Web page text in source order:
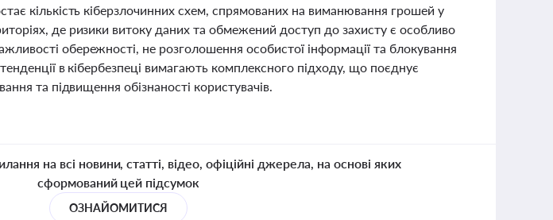
кількість кіберзлочинних схем, спрямованих на виманювання грошей у
де ризики витоку даних та обмежений доступ до захисту є особливо
обережності, не розголошення особистої інформації та блокування
в кібербезпеці вимагають комплексного підходу, що поєднує
та підвищення обізнаності користувачів.
на всі новини, статті, відео, офіційні джерела, на основі яких
сформований цей підсумок
ОЗНАЙОМИТИСЯ